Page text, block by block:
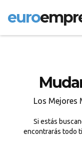
euro
Los Mejores
Si estás
encontrarás todo